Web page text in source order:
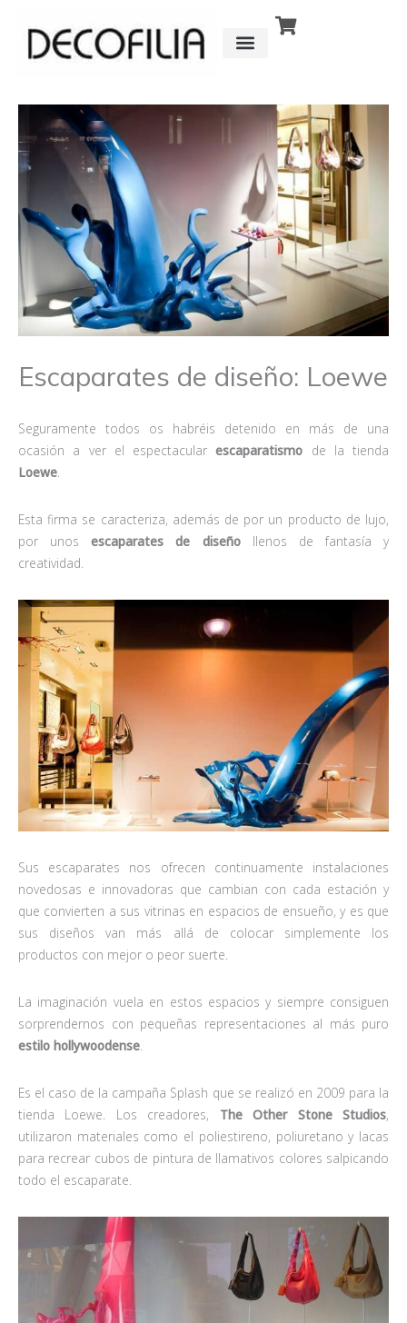
contenido
Escaparates de diseño: Loewe
Seguramente todos os habréis detenido en más de una
ocasión a ver el espectacularescaparatismo de la tienda
Loewe
Esta firma se caracteriza, además de por un producto de lujo,
por unosescaparates de diseñollenos de fantasía y
creatividad.
Sus escaparates nos ofrecen continuamente instalaciones
novedosas e innovadoras que cambian con cada estación y
que convierten a sus vitrinas en espacios de ensueño, y es que
sus diseños van más allá de colocar simplemente los
productos con mejor o peor suerte.
La imaginación vuela en estos espacios y siempre consiguen
sorprendernos con pequeñas representaciones al más puro
estilo hollywoodense.
Es el caso de la campaña Splash que se realizó en 2009 para la
tienda Loewe. Los creadores, The Other Stone Studios,
utilizaron materiales como el poliestireno, poliuretano y lacas
para recrear cubos de pintura de llamativos colores salpicando
todo el escaparate.